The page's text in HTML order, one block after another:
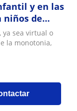
y en las
niños de
sea virtual o
la monotonia,